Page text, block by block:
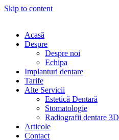
Skip to content
Acasă
Despre
Despre noi
Echipa
Implanturi dentare
Tarife
Alte Servicii
Estetică Dentară
Stomatologie
Radiografii dentare 3D
Articole
Contact